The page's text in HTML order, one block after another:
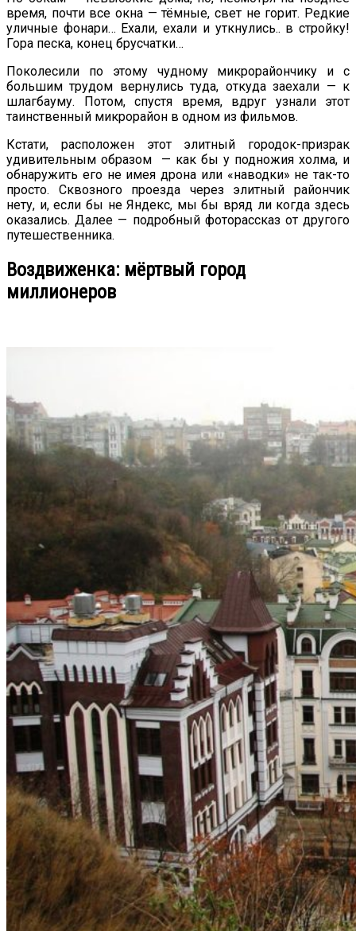
время, почти все окна — тёмные, свет не горит. Редкие
уличные фонари… Ехали, ехали и уткнулись.. в стройку!
Гора песка, конец брусчатки…
Поколесили по этому чудному микрорайончику и с
большим трудом вернулись туда, откуда заехали — к
шлагбауму. Потом, спустя время, вдруг узнали этот
таинственный микрорайон в одном из фильмов.
Кстати, расположен этот элитный городок-призрак
удивительным образом — как бы у подножия холма, и
обнаружить его не имея дрона или «наводки» не так-то
просто. Сквозного проезда через элитный райончик
нету, и, если бы не Яндекс, мы бы вряд ли когда здесь
оказались. Далее — подробный фоторассказ от другого
путешественника.
Воздвиженка: мёртвый город
миллионеров